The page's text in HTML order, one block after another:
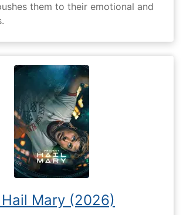
them to their emotional and
Mary (2026)